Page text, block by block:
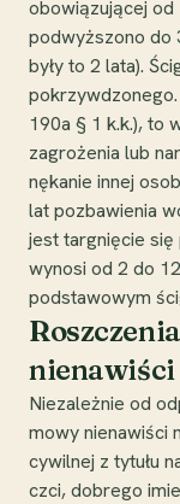
obowiązującej od
podwyższono do
były to 2 lata).
190a § 1 k.k.), to
zagrożenia lub
nękanie innej
lat pozbawienia
jest targnięcie się
wynosi od 2 do
podstawowym
nienawiści
Niezależnie od
mowy nienawiści
cywilnej z tytułu
czci, dobrego